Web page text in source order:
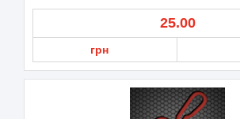
25.00
грн